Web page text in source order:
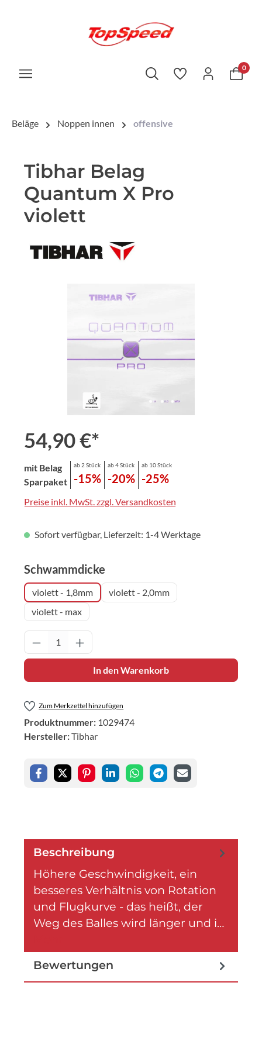
0
Beläge Noppen innen offensive
Tibhar Belag
Quantum X Pro
violett
54,90 €*
mit Belag
Sparpaket
ab 2 Stück
-15%
ab 4 Stück
-20%
ab 10 Stück
-25%
Preise inkl. MwSt. zzgl. Versandkosten
Sofort verfügbar, Lieferzeit: 1-4 Werktage
Schwammdicke
violett - 1,8mm
violett - 2,0mm
violett - max
Produkt Anzahl: Gib den gewünschten
In den Warenkorb
Zum Merkzettel hinzufügen
Produktnummer: 1029474
Hersteller:Tibhar
Beschreibung
Höhere Geschwindigkeit, ein
besseres Verhältnis von Rotation
und Flugkurve - das heißt, der
Weg des Balles wird länger und i…
Bewertungen